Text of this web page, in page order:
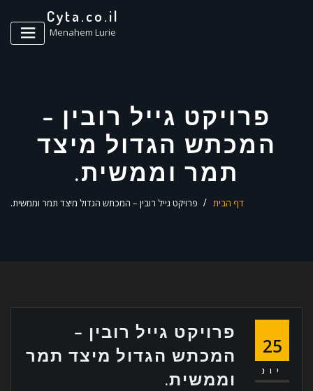
Cyta.co.il
Menahem Lurie
פרויקט גייל רובין –
המכתש הגדול מיצד
תמר וממשית.
דף הבית פרויקט גייל רובין – המכתש הגדול מיצד תמר וממשית.
25
יונ
פרויקט גייל רובין –
המכתש הגדול מיצד תמר
וממשית.